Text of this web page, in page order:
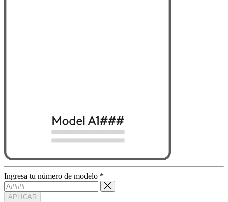
Ingresa tu número de modelo *
APLICAR